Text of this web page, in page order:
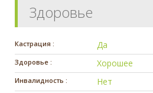
Здоровье
Кастрация : Да
Здоровье : Хорошее
Инвалидность : Нет